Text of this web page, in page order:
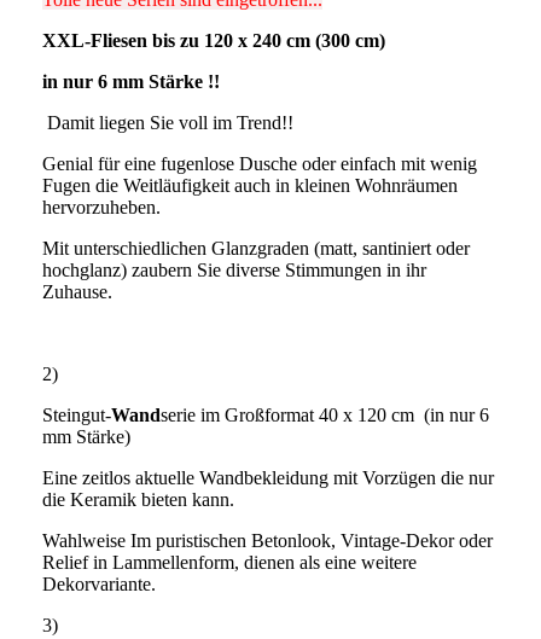
XXL-Fliesen bis zu 120 x 240 cm (300 cm)
in nur 6 mm Stärke !!
Damit liegen Sie voll im Trend!!
Genial für eine fugenlose Dusche oder einfach mit wenig
Fugen die Weitläufigkeit auch in kleinen Wohnräumen
hervorzuheben.
Mit unterschiedlichen Glanzgraden (matt, santiniert oder
hochglanz) zaubern Sie diverse Stimmungen in ihr
Zuhause.
2)
Steingut-Wandserie im Großformat 40 x 120 cm (in nur 6
mm Stärke)
Eine zeitlos aktuelle Wandbekleidung mit Vorzügen die nur
die Keramik bieten kann.
Wahlweise Im puristischen Betonlook, Vintage-Dekor oder
Relief in Lammellenform, dienen als eine weitere
Dekorvariante.
3)